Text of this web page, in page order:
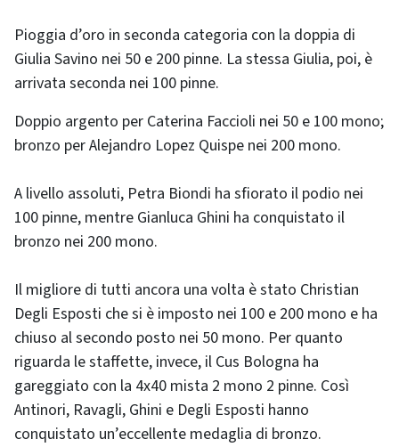
Pioggia d’oro in seconda categoria con la doppia di
Giulia Savino nei 50 e 200 pinne. La stessa Giulia, poi, è
arrivata seconda nei 100 pinne.
Doppio argento per Caterina Faccioli nei 50 e 100 mono;
bronzo per Alejandro Lopez Quispe nei 200 mono.
A livello assoluti, Petra Biondi ha sfiorato il podio nei
100 pinne, mentre Gianluca Ghini ha conquistato il
bronzo nei 200 mono.
Il migliore di tutti ancora una volta è stato Christian
Degli Esposti che si è imposto nei 100 e 200 mono e ha
chiuso al secondo posto nei 50 mono. Per quanto
riguarda le staffette, invece, il Cus Bologna ha
gareggiato con la 4x40 mista 2 mono 2 pinne. Così
Antinori, Ravagli, Ghini e Degli Esposti hanno
conquistato un’eccellente medaglia di bronzo.